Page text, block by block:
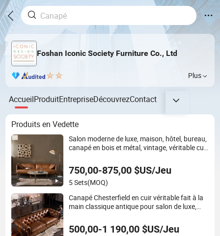
Foshan Iconic Society Furniture Co., Ltd
Plus
AccueilProduitEntrepriseDécouvrezContact
Produits en Vedette
Salon moderne de luxe, maison, hôtel, bureau,
canapé en bois et métal, vintage, véritable cuir
750,00-875,00 $US/Jeu
5 Sets(MOQ)
Canapé Chesterfield en cuir véritable fait à la
main classique antique pour salon de luxe,
500,00-1 190,00 $US/Jeu